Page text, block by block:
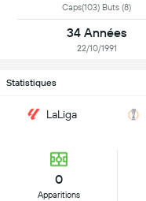
Caps(103) Buts (8)
34 Années
22/10/1991
Statistiques
LaLiga
0
Apparitions